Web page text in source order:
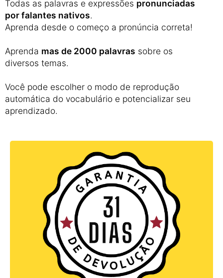
Todas as palavras e expressões pronunciadas
por falantes nativos.
Aprenda desde o começo a pronúncia correta!
Aprenda mas de 2000 palavras sobre os
diversos temas.
Você pode escolher o modo de reprodução
automática do vocabulário e potencializar seu
aprendizado.